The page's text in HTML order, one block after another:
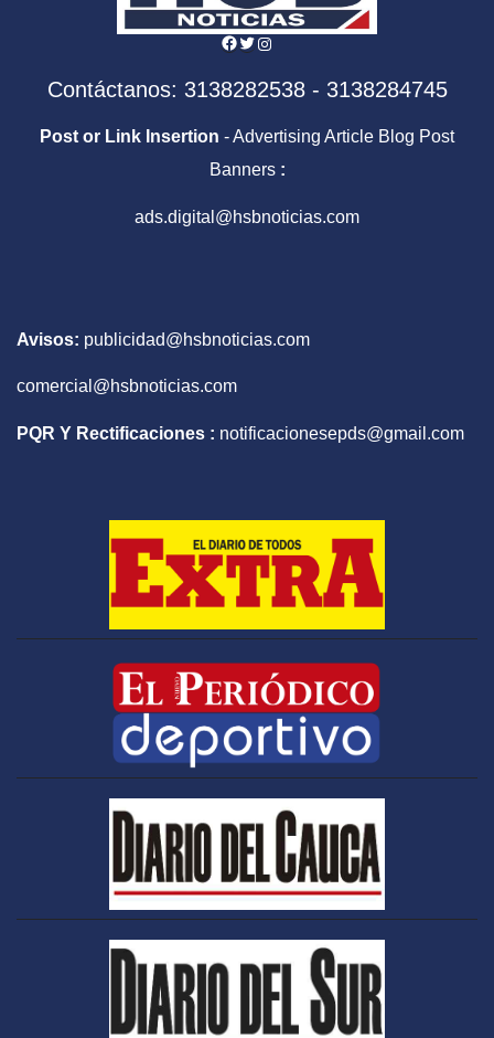
Facebook
Twitter
Instagram
Contáctanos: 3138282538 - 3138284745
Post or Link Insertion - Advertising Article Blog Post
Banners :
ads.digital@hsbnoticias.com
Avisos: publicidad@hsbnoticias.com
comercial@hsbnoticias.com
PQR Y Rectificaciones : notificacionesepds@gmail.com